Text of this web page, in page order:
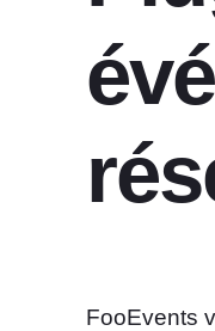
FooEvents